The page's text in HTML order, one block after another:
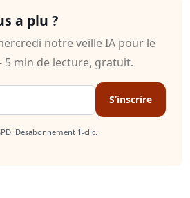
a plu ?
notre veille IA pour le
5 min de lecture, gratuit.
S’inscrire
Désabonnement 1-clic.